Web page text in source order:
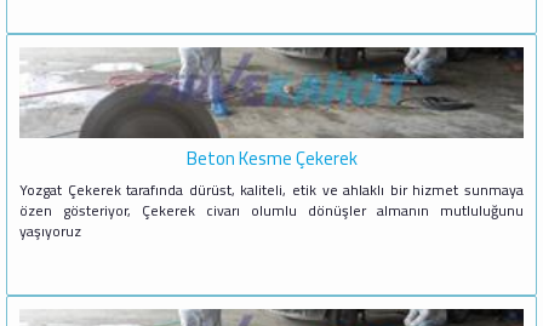
Beton Kesme Çekerek
Yozgat Çekerek tarafında dürüst, kaliteli, etik ve ahlaklı bir hizmet sunmaya
özen gösteriyor, Çekerek civarı olumlu dönüşler almanın mutluluğunu
yaşıyoruz